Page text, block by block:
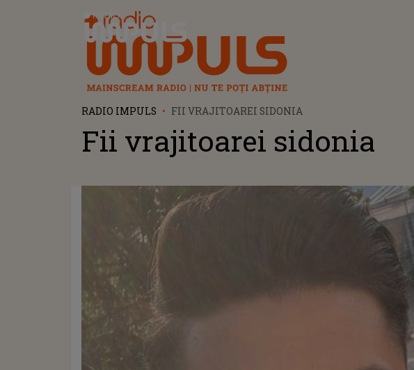
Radio Impuls
RADIO IMPULS FII VRAJITOAREI SIDONIA
Fii vrajitoarei sidonia